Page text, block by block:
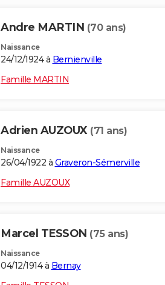
Andre MARTIN (70 ans)
Naissance
24/12/1924 à Bernienville
Famille MARTIN
Adrien AUZOUX (71 ans)
Naissance
26/04/1922 à Graveron-Sémerville
Famille AUZOUX
Marcel TESSON (75 ans)
Naissance
04/12/1914 à Bernay